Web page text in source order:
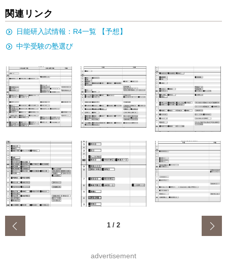
関連リンク
日能研入試情報：R4一覧 【予想】
中学受験の塾選び
1 / 2
advertisement